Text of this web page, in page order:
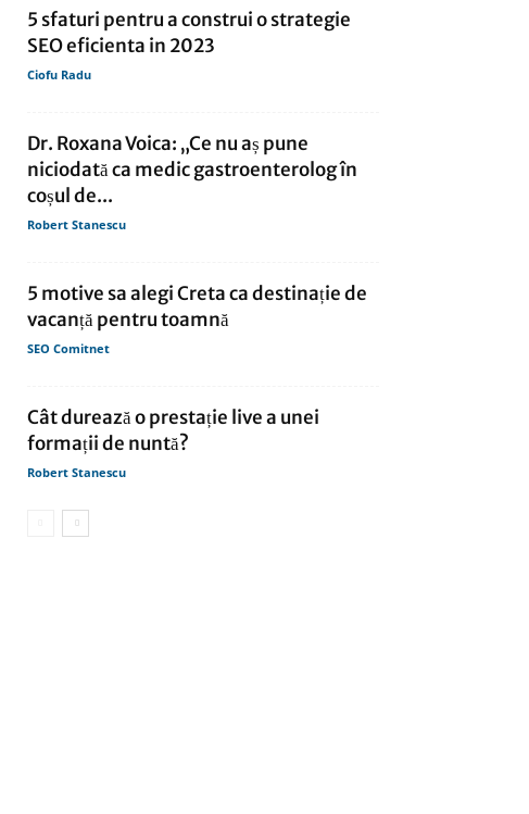
5 sfaturi pentru a construi o strategie
SEO eficienta in 2023
Ciofu Radu
Dr. Roxana Voica: „Ce nu aș pune
niciodată ca medic gastroenterolog în
coșul de...
Robert Stanescu
5 motive sa alegi Creta ca destinație de
vacanță pentru toamnă
SEO Comitnet
Cât durează o prestație live a unei
formații de nuntă?
Robert Stanescu